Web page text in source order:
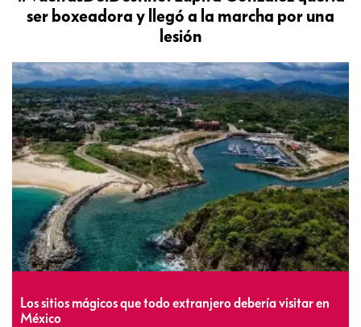
ser boxeadora y llegó a la marcha por una
lesión
Los sitios mágicos que todo extranjero debería visitar en
México